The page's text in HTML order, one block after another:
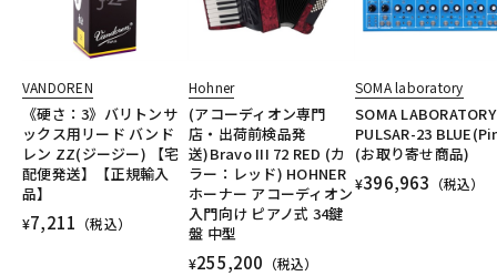
VANDOREN
《硬さ：3》バリトンサ
ックス用リード バンド
レン ZZ(ジージー) 【宅
配便発送】【正規輸入
品】
¥7,211 （税込）
Hohner
(アコーディオン専門
店・出荷前検品発
送)Bravo III 72 RED (カ
ラー：レッド) HOHNER
ホーナー アコーディオン
入門向け ピアノ式 34鍵
盤 中型
¥255,200 （税込）
SOMA laboratory
SOMA LABORATORY
PULSAR-23
(お取り寄せ商品)
¥396,963 （税込）